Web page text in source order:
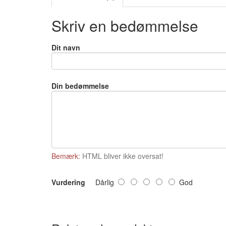
Skriv en bedømmelse
Dit navn
Din bedømmelse
Bemærk: HTML bliver ikke oversat!
Vurdering Dårlig God